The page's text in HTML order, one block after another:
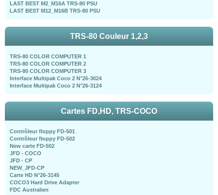
LAST BEST M2_M16A TRS-80 PSU
LAST BEST M12_M16B TRS-80 PSU
TRS-80 Couleur 1,2,3
TRS-80 COLOR COMPUTER 1
TRS-80 COLOR COMPUTER 2
TRS-80 COLOR COMPUTER 3
Interface Multipak Coco 2 N°26-3024
Interface Multipak Coco 2 N°26-3124
Cartes FD,HD, TRS-COCO
Contrôleur floppy FD-501
Contrôleur floppy FD-502
New carte FD-502
JFD - COCO
JFD - CP
NEW_JFD-CP
Carte HD N°26-3145
COCO3 Hard Drive Adapter
FDC Australien